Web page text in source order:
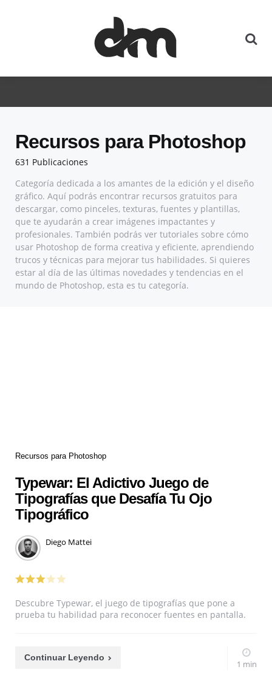
631 Publicaciones
Recursos para Photoshop
Categoría dedicada a los amantes de la edición y el diseño
gráfico. Aquí podrás encontrar recursos gratuitos para
descargar, como pinceles, texturas, fuentes y plantillas,
que te ayudarán a crear imágenes impactantes y
profesionales. También podrás ver tutoriales sobre cómo
usar Photoshop de forma creativa y eficiente, aprendiendo
trucos y técnicas para mejorar tus habilidades. Si quieres
estar al día de las últimas novedades y tendencias en el
mundo de Photoshop, esta es tu categoría.
Recursos para Photoshop
Typewar: El Adictivo Juego de
Tipografías que Desafía Tu Ojo
Tipográfico
Diego Mattei
Descubre Typewar, el juego de tipografías que pone a
prueba tu habilidad para reconocer fuentes en pantalla.
Continuar Leyendo
1 min